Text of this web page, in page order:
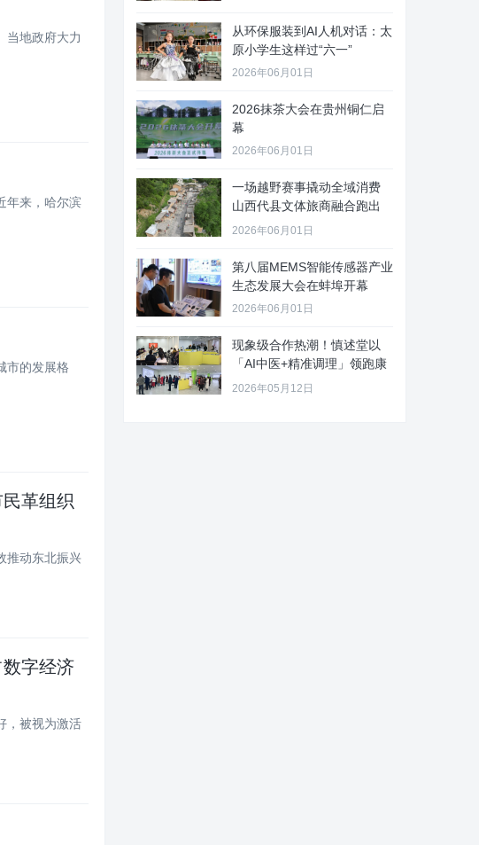
当地政府大力
年来，哈尔滨
市的发展格
革组织
推动东北振兴
字经济
，被视为激活
从环保服装到AI人机对话：太
原小学生这样过“六一”
2026年06月01日
2026抹茶大会在贵州铜仁启
幕
2026年06月01日
一场越野赛事撬动全域消费
山西代县文体旅商融合跑出
“加速
2026年06月01日
第八届MEMS智能传感器产业
生态发展大会在蚌埠开幕
2026年06月01日
现象级合作热潮！慎述堂以
「AI中医+精准调理」领跑康
养新
2026年05月12日